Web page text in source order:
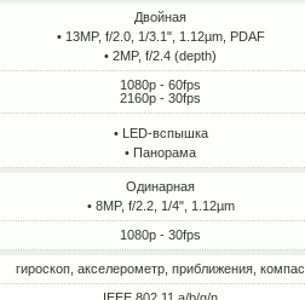
Двойная
• 13MP, f/2.0, 1/3.1", 1.12µm, PDAF
• 2MP, f/2.4 (depth)
1080p - 60fps
2160p - 30fps
• LED-вспышка
• Панорама
Одинарная
• 8MP, f/2.2, 1/4", 1.12µm
1080p - 30fps
гироскоп, акселерометр, приближения, компас